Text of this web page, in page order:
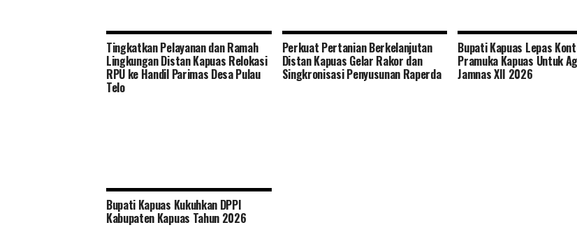
Tingkatkan Pelayanan dan Ramah
Lingkungan Distan Kapuas Relokasi
RPU ke Handil Parimas Desa Pulau
Telo
Perkuat Pertanian Berkelanjutan
Distan Kapuas Gelar Rakor dan
Singkronisasi Penyusunan Raperda
Bupati Kapuas Lepas
Pramuka Kapuas Untuk
Jamnas XII 2026
Bupati Kapuas Kukuhkan DPPI
Kabupaten Kapuas Tahun 2026